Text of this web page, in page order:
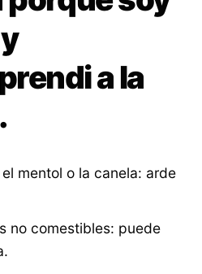
a la
mentol o la canela: arde
no comestibles: puede